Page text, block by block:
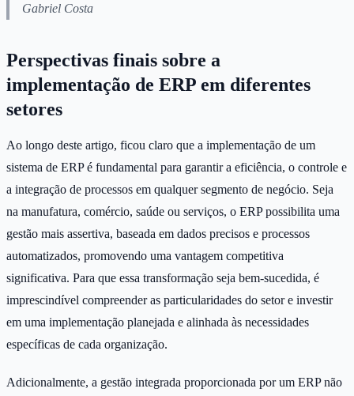
Gabriel Costa
Perspectivas finais sobre a
implementação de ERP em diferentes
setores
Ao longo deste artigo, ficou claro que a implementação de um
sistema de ERP é fundamental para garantir a eficiência, o controle e
a integração de processos em qualquer segmento de negócio. Seja
na manufatura, comércio, saúde ou serviços, o ERP possibilita uma
gestão mais assertiva, baseada em dados precisos e processos
automatizados, promovendo uma vantagem competitiva
significativa. Para que essa transformação seja bem-sucedida, é
imprescindível compreender as particularidades do setor e investir
em uma implementação planejada e alinhada às necessidades
específicas de cada organização.
Adicionalmente, a gestão integrada proporcionada por um ERP não